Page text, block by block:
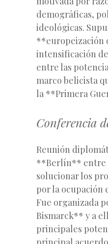
demográficas,
ideológicas.
**europeización
intensificación
entre las
marco belicista
la **Primera
Conferencia
Reunión
**Berlín** entre
solucionar los
por la ocupación
Fue organizada
Bismarck** y a
principales